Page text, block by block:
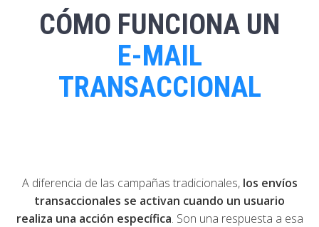
CÓMO FUNCIONA UN
E-MAIL
TRANSACCIONAL
A diferencia de las campañas tradicionales, los envíos
transaccionales se activan cuando un usuario
realiza una acción específica. Son una respuesta a esa